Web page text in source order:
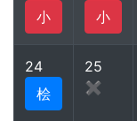
小
小
24
桧
25
✖